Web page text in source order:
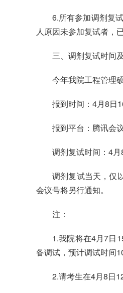
6.所有参加调剂复
人原因未参加复试者，
三、调剂复试时间
今年我院工程管理
报到时间：4月8日
报到平台：腾讯会
调剂复试时间：4
调剂复试当天，仅
会议号将另行通知。
注：
1.我院将在4月7日
备调试，预计调试时间
2.请考生在4月8日